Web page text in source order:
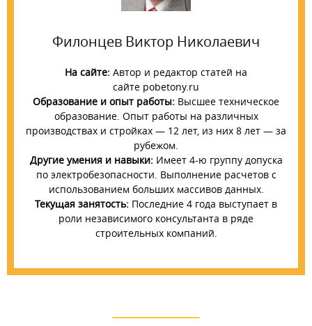
Филонцев Виктор Николаевич
На сайте: Автор и редактор статей на
сайте pobetony.ru
Образование и опыт работы: Высшее техническое
образование. Опыт работы на различных
производствах и стройках — 12 лет, из них 8 лет — за
рубежом.
Другие умения и навыки:Имеет 4-ю группу допуска
по электробезопасности. Выполнение расчетов с
использованием больших массивов данных.
Текущая занятость: Последние 4 года выступает в
роли независимого консультанта в ряде
строительных компаний.